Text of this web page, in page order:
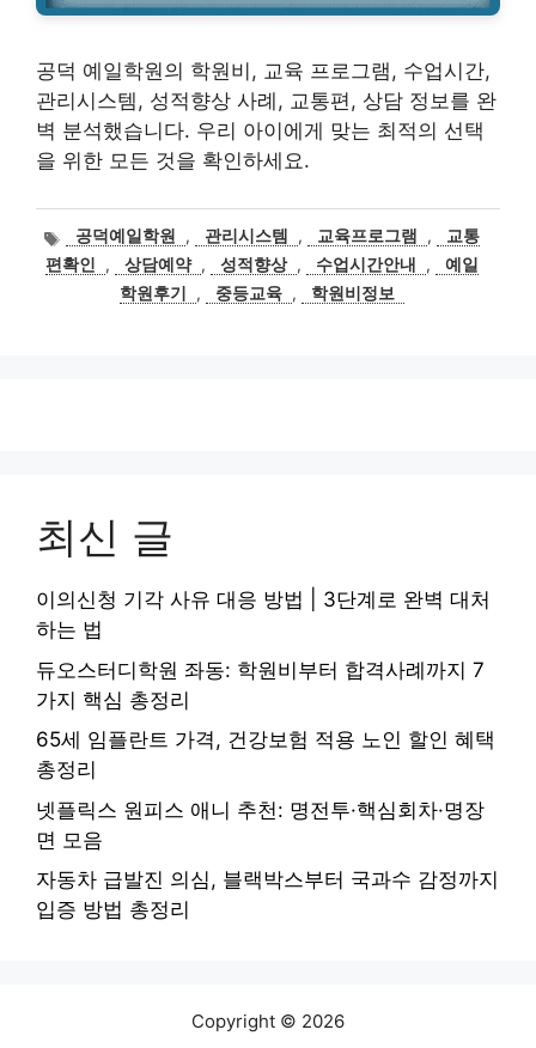
공덕 예일학원의 학원비, 교육 프로그램, 수업시간,
관리시스템, 성적향상 사례, 교통편, 상담 정보를 완
벽 분석했습니다. 우리 아이에게 맞는 최적의 선택
을 위한 모든 것을 확인하세요.
태
그
공덕예일학원 , 관리시스템 , 교육프로그램 ,
교통
편확인
, 상담예약 , 성적향상 , 수업시간안내 ,
예일
학원후기
, 중등교육 , 학원비정보
최신 글
이의신청 기각 사유 대응 방법 | 3단계로 완벽 대처
하는 법
듀오스터디학원 좌동: 학원비부터 합격사례까지 7
가지 핵심 총정리
65세 임플란트 가격, 건강보험 적용 노인 할인 혜택
총정리
넷플릭스 원피스 애니 추천: 명전투·핵심회차·명장
면 모음
자동차 급발진 의심, 블랙박스부터 국과수 감정까지
입증 방법 총정리
Copyright © 2026